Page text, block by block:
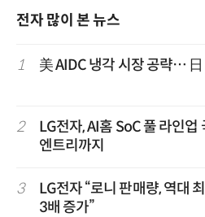
전자 많이 본 뉴스
1 美 AIDC 냉각 시장 공략… 日
2
LG전자, AI홈 SoC 풀 라인
엔트리까지
3
LG전자 “로니 판매량, 역대
3배 증가”